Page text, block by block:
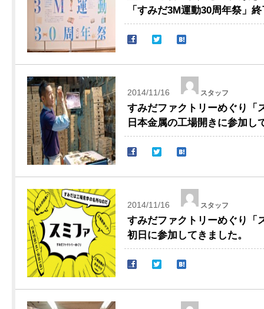
「すみだ3M運動30周年祭」
2014/11/16 スタッフ
すみだファクトリーめぐり「
日本金属の工場開きに参加し
2014/11/16 スタッフ
すみだファクトリーめぐり「
初日に参加してきました。